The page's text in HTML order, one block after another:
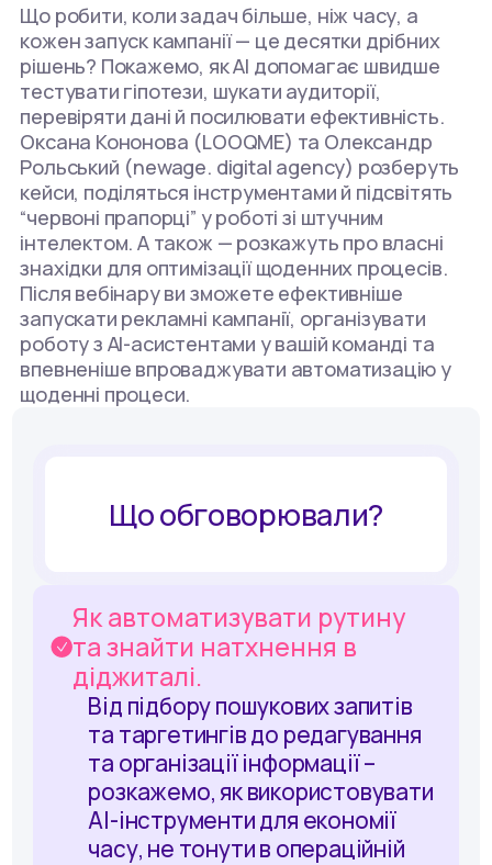
Що робити, коли задач більше, ніж часу, а
кожен запуск кампанії — це десятки дрібних
рішень? Покажемо, як AI допомагає швидше
тестувати гіпотези, шукати аудиторії,
перевіряти дані й посилювати ефективність.
Оксана Кононова (LOOQME) та Олександр
Рольський (newage. digital agency) розберуть
кейси, поділяться інструментами й підсвітять
“червоні прапорці” у роботі зі штучним
інтелектом. А також — розкажуть про власні
знахідки для оптимізації щоденних процесів.
Після вебінару ви зможете ефективніше
запускати рекламні кампанії, організувати
роботу з AI-асистентами у вашій команді та
впевненіше впроваджувати автоматизацію у
щоденні процеси.
Що обговорювали?
Як автоматизувати рутину
та знайти натхнення в
діджиталі.
Від підбору пошукових запитів
та таргетингів до редагування
та організації інформації –
розкажемо, як використовувати
АІ-інструменти для економії
часу, не тонути в операційній